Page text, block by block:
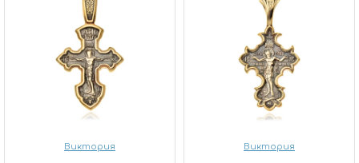
Виктория Виктория